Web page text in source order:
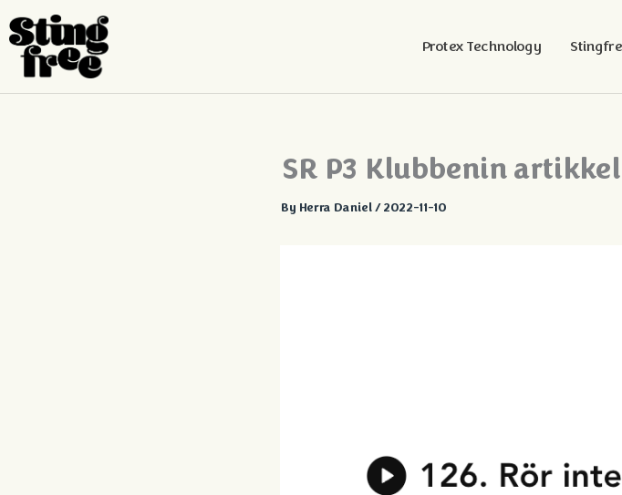
Protex Technology
SR P3 Klubbenin
By Herra Daniel / 2022-11-10